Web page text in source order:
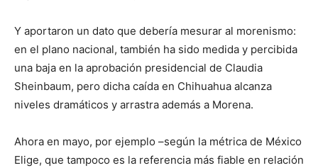
Y aportaron un dato que debería mesurar al morenismo:
en el plano nacional, también ha sido medida y percibida
una baja en la aprobación presidencial de Claudia
Sheinbaum, pero dicha caída en Chihuahua alcanza
niveles dramáticos y arrastra además a Morena.
Ahora en mayo, por ejemplo –según la métrica de México
Elige, que tampoco es la referencia más fiable en relación